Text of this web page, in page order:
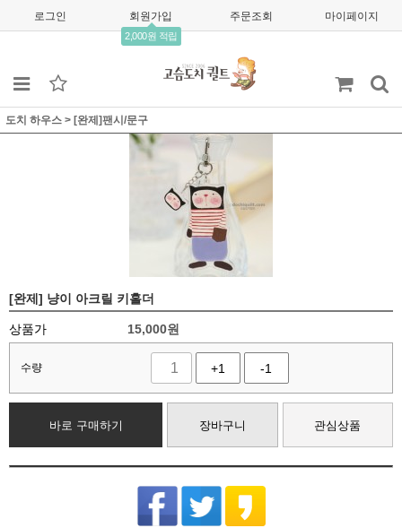
로그인 회원가입
2,000원 적립
주문조회 마이페이지
도치 하우스 > [완제]팬시/문구
[완제] 냥이 아크릴 키홀더
상품가 15,000원
수량 +1 -1
바로 구매하기 장바구니 관심상품